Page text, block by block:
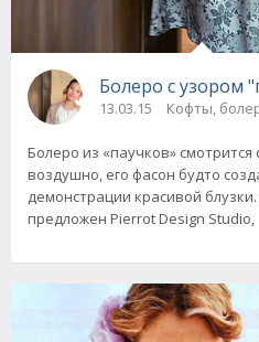
Болеро с узором
13.03.15 Кофты,
Болеро из «паучков»
воздушно, его фасон будто
демонстрации красивой
предложен Pierrot Design Studio,